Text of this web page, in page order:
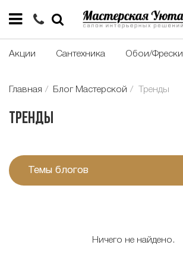
Акции Сантехника Обои/Фрески
Главная Блог Мастерской Тренды
Тренды
Темы блогов
Ничего не найдено.